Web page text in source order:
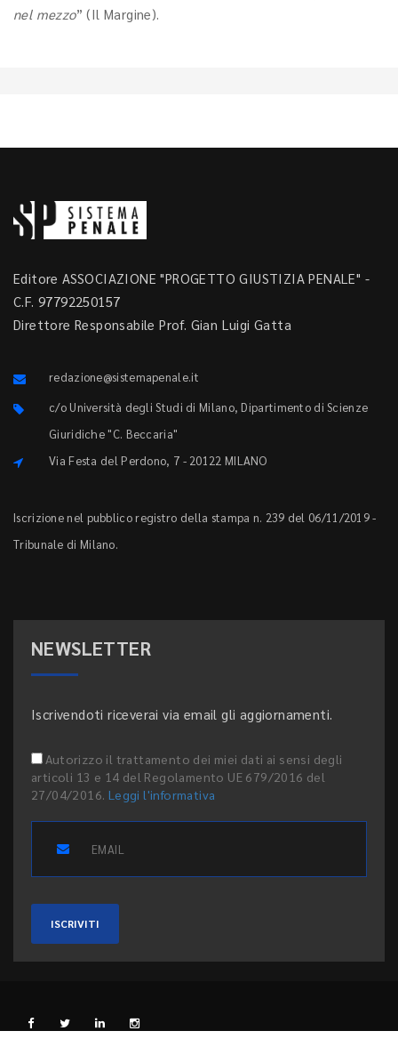
nel mezzo” (Il Margine).
Editore ASSOCIAZIONE "PROGETTO GIUSTIZIA PENALE" -
C.F. 97792250157
Direttore Responsabile Prof. Gian Luigi Gatta
redazione@sistemapenale.it
c/o Università degli Studi di Milano, Dipartimento di Scienze
Giuridiche "C. Beccaria"
Via Festa del Perdono, 7 - 20122 MILANO
Iscrizione nel pubblico registro della stampa n. 239 del 06/11/2019 -
Tribunale di Milano.
NEWSLETTER
Iscrivendoti riceverai via email gli aggiornamenti.
Autorizzo il trattamento dei miei dati ai sensi degli
articoli 13 e 14 del Regolamento UE 679/2016 del
27/04/2016. Leggi l'informativa
ISCRIVITI